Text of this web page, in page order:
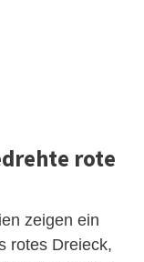
rote
zeigen ein
rotes Dreieck,